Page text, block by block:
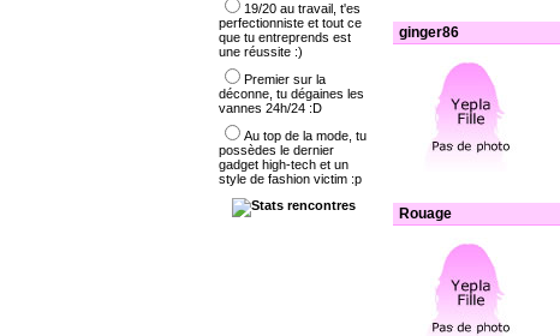
ginger86
Rouage
19/20 au travail, t'es
perfectionniste et tout ce
que tu entreprends est
une réussite :)
Premier sur la
déconne, tu dégaines les
vannes 24h/24 :D
Au top de la mode, tu
possèdes le dernier
gadget high-tech et un
style de fashion victim :p